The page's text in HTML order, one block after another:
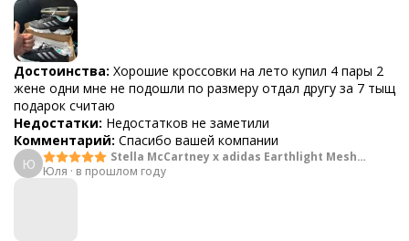
Достоинства: Хорошие кроссовки на лето купил 4 пары 2
жене одни мне не подошли по размеру отдал другу за 7 тыщ
подарок считаю
Недостатки: Недостатков не заметили
Комментарий: Спасибо вашей компании
Ю
Stella McCartney x adidas Earthlight Mesh
Orange
Юля · в прошлом году